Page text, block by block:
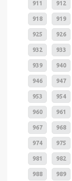
911 912
918 919
925 926
932 933
939 940
946 947
953 954
960 961
967 968
974 975
981 982
988 989